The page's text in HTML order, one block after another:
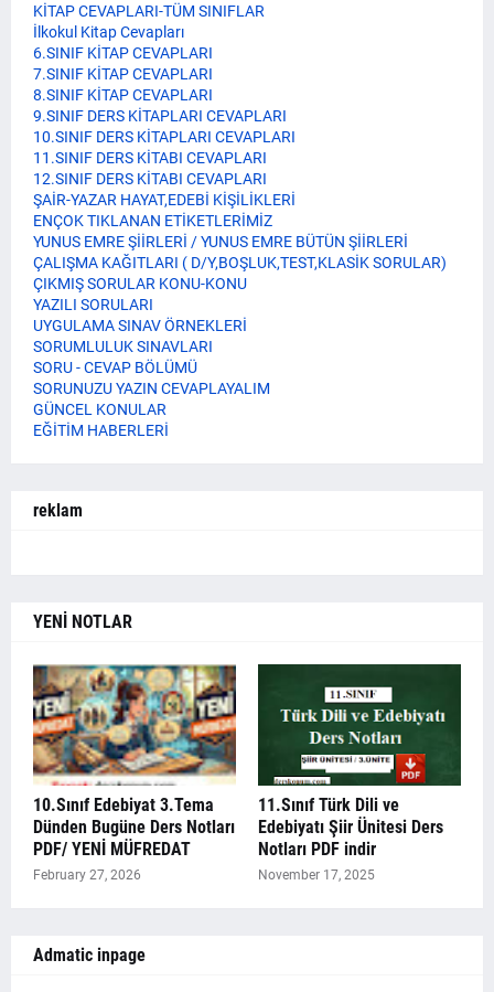
KİTAP CEVAPLARI-TÜM SINIFLAR
İlkokul Kitap Cevapları
6.SINIF KİTAP CEVAPLARI
7.SINIF KİTAP CEVAPLARI
8.SINIF KİTAP CEVAPLARI
9.SINIF DERS KİTAPLARI CEVAPLARI
10.SINIF DERS KİTAPLARI CEVAPLARI
11.SINIF DERS KİTABI CEVAPLARI
12.SINIF DERS KİTABI CEVAPLARI
ŞAİR-YAZAR HAYAT,EDEBİ KİŞİLİKLERİ
ENÇOK TIKLANAN ETİKETLERİMİZ
YUNUS EMRE ŞİİRLERİ / YUNUS EMRE BÜTÜN ŞİİRLERİ
ÇALIŞMA KAĞITLARI ( D/Y,BOŞLUK,TEST,KLASİK SORULAR)
ÇIKMIŞ SORULAR KONU-KONU
YAZILI SORULARI
UYGULAMA SINAV ÖRNEKLERİ
SORUMLULUK SINAVLARI
SORU - CEVAP BÖLÜMÜ
SORUNUZU YAZIN CEVAPLAYALIM
GÜNCEL KONULAR
EĞİTİM HABERLERİ
reklam
YENİ NOTLAR
10.Sınıf Edebiyat 3.Tema
Dünden Bugüne Ders Notları
PDF/ YENİ MÜFREDAT
February 27, 2026
11.Sınıf Türk Dili ve
Edebiyatı Şiir Ünitesi Ders
Notları PDF indir
November 17, 2025
Admatic inpage